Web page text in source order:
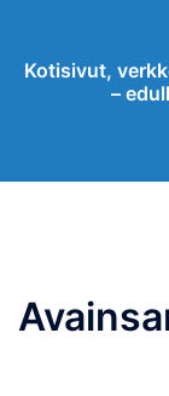
Kotisivut,
–